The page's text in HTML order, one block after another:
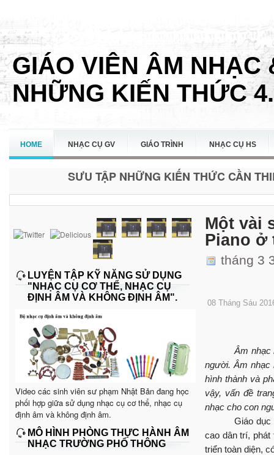
GIÁO VIÊN ÂM NHẠC
NHỮNG KIẾN THỨC
HOME NHẠC CỤ GV GIÁO TRÌNH NHẠC CỤ HS
SƯU TẬP NHỮNG KIẾN THỨC CẦN
LUYỆN TẬP KỸ NĂNG SỬ DỤNG
"NHẠC CỤ CƠ THỂ, NHẠC CỤ
ĐỊNH ÂM VÀ KHÔNG ĐỊNH ÂM".
Video các sinh viên sư phạm Nhật Bản đang học
phối hợp giữa sử dụng nhạc cụ cơ thể, nhạc cụ
định âm và không định âm.
MÔ HÌNH PHÒNG THỰC HÀNH ÂM
NHẠC TRƯỜNG PHỔ THÔNG
Một vài
Piano ở
tháng 3
08 Tháng Sáu
Âm nhạc
người. Âm nhạc
hình thành và
vậy, vấn đề
nhạc cho con
Giáo
cao dân trí, phát
triển toàn diện,